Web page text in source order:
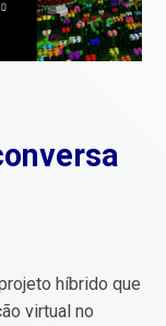
híbrido que
virtual no